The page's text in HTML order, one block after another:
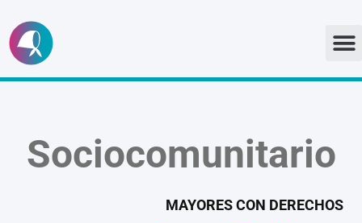
Ir
al
Sociocomunitario
MAYORES CON DERECHOS